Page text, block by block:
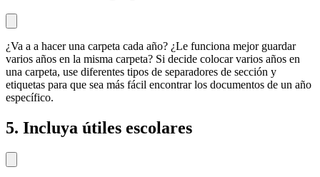
¿Va a a hacer una carpeta cada año? ¿Le funciona mejor guardar
varios años en la misma carpeta? Si decide colocar varios años en
una carpeta, use diferentes tipos de separadores de sección y
etiquetas para que sea más fácil encontrar los documentos de un año
específico.
5. Incluya útiles escolares